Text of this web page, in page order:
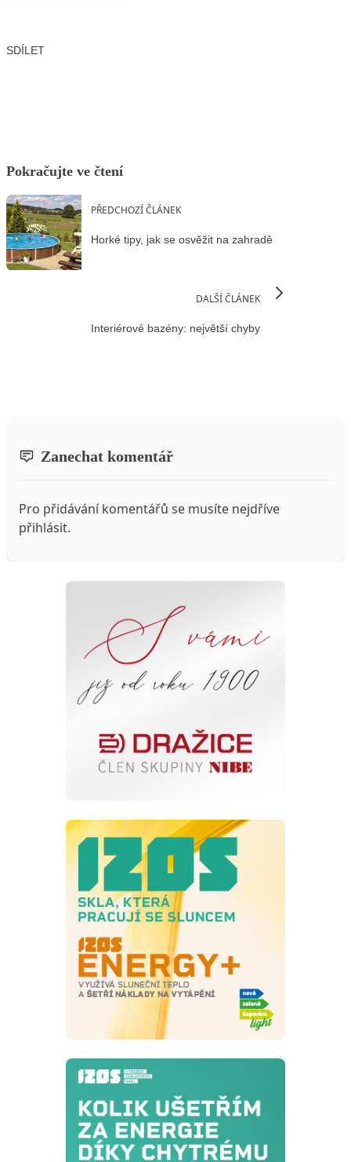
SDÍLET
Pokračujte ve čtení
PŘEDCHOZÍ ČLÁNEK
Horké tipy, jak se osvěžit na zahradě
DALŠÍ ČLÁNEK
Interiérové bazény: největší chyby
Zanechat komentář
Pro přidávání komentářů se musíte nejdříve
přihlásit.